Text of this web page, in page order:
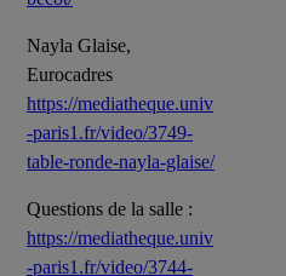
Nayla Glaise,
Eurocadres
https://mediatheque.univ
-paris1.fr/video/3749-
table-ronde-nayla-glaise/
Questions de la salle :
https://mediatheque.univ
-paris1.fr/video/3744-